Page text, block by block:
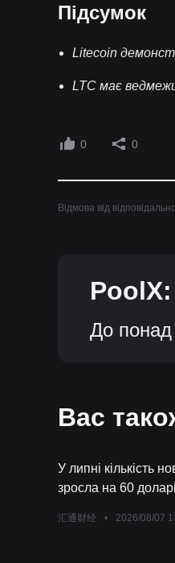
Підсумок
Litecoin
LTC має
0 0
Відмова від
PoolX:
До понад
Вас
У липні кількість
зросла на 60
汇通财经 • 2026/08/07